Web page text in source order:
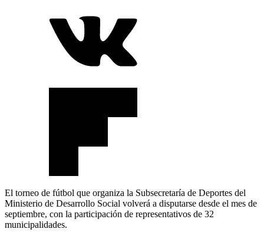
El torneo de fútbol que organiza la Subsecretaría de Deportes del
Ministerio de Desarrollo Social volverá a disputarse desde el mes de
septiembre, con la participación de representativos de 32
municipalidades.